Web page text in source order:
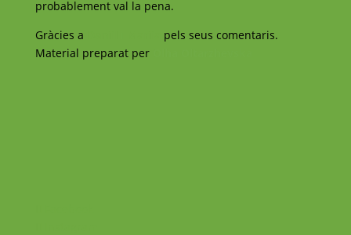
probablement val la pena.
Gràcies a
pels seus comentaris.
Material preparat per